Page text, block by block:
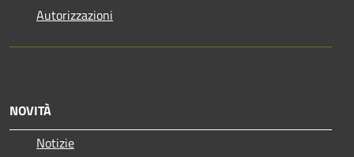
Autorizzazioni
NOVITÀ
Notizie